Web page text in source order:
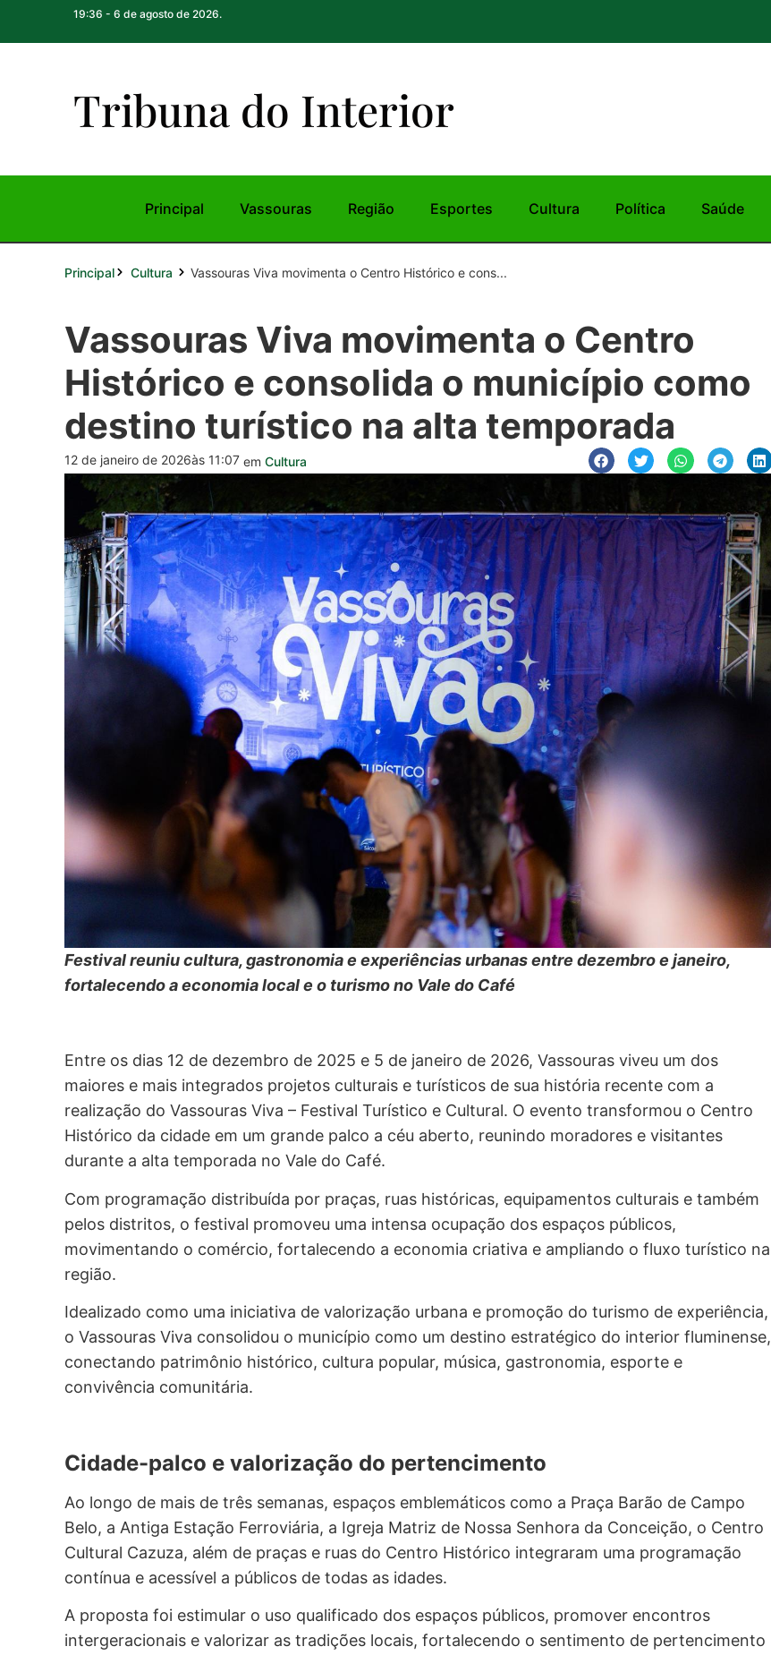
19:36 - 6 de agosto de 2026.
Tribuna do Interior
Principal Vassouras Região Esportes Cultura Política Saúde
Principal Cultura Vassouras Viva movimenta o Centro Histórico e cons...
Vassouras Viva movimenta o Centro
Histórico e consolida o município como
destino turístico na alta temporada
12 de janeiro de 2026às 11:07 em Cultura
Festival reuniu cultura, gastronomia e experiências urbanas entre dezembro e janeiro,
fortalecendo a economia local e o turismo no Vale do Café
Entre os dias 12 de dezembro de 2025 e 5 de janeiro de 2026, Vassouras viveu um dos
maiores e mais integrados projetos culturais e turísticos de sua história recente com a
realização do Vassouras Viva – Festival Turístico e Cultural. O evento transformou o Centro
Histórico da cidade em um grande palco a céu aberto, reunindo moradores e visitantes
durante a alta temporada no Vale do Café.
Com programação distribuída por praças, ruas históricas, equipamentos culturais e também
pelos distritos, o festival promoveu uma intensa ocupação dos espaços públicos,
movimentando o comércio, fortalecendo a economia criativa e ampliando o fluxo turístico na
região.
Idealizado como uma iniciativa de valorização urbana e promoção do turismo de experiência,
o Vassouras Viva consolidou o município como um destino estratégico do interior fluminense,
conectando patrimônio histórico, cultura popular, música, gastronomia, esporte e
convivência comunitária.
Cidade-palco e valorização do pertencimento
Ao longo de mais de três semanas, espaços emblemáticos como a Praça Barão de Campo
Belo, a Antiga Estação Ferroviária, a Igreja Matriz de Nossa Senhora da Conceição, o Centro
Cultural Cazuza, além de praças e ruas do Centro Histórico integraram uma programação
contínua e acessível a públicos de todas as idades.
A proposta foi estimular o uso qualificado dos espaços públicos, promover encontros
intergeracionais e valorizar as tradições locais, fortalecendo o sentimento de pertencimento